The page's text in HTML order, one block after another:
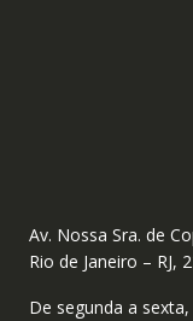
Av. Nossa Sra. de
Rio de Janeiro – RJ,
De segunda a